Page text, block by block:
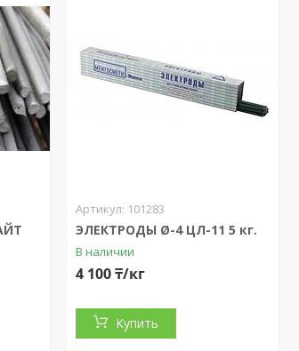
101283
ЭЛЕКТРОДЫ Ø-4 ЦЛ-11 5 кг.
В наличии
4 100 ₸/кг
Купить